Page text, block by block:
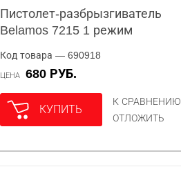
Пистолет-разбрызгиватель
Belamos 7215 1 режим
Код товара — 690918
ЦЕНА 680 РУБ.
КУПИТЬ
К СРАВНЕНИЮ
ОТЛОЖИТЬ